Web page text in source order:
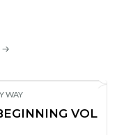
WAY
VOL